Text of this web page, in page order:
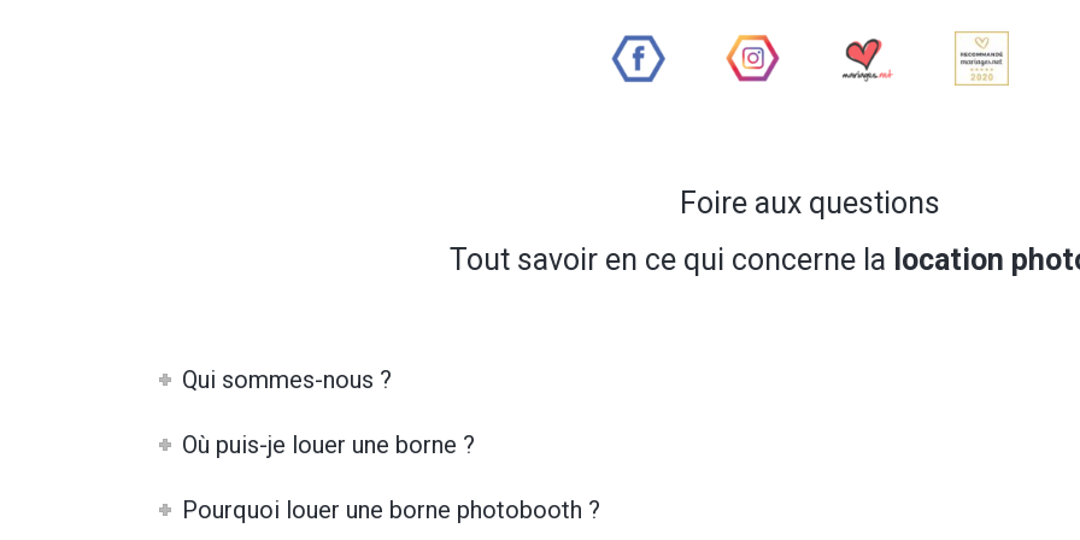
Foire aux questions
Tout savoir en ce qui concerne la location
Qui sommes-nous ?
Où puis-je louer une borne ?
Pourquoi louer une borne photobooth ?